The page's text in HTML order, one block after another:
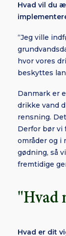
Hvad vil du
“Jeg ville
hvor vores
beskyttes
Danmark er
drikke vand
rensning.
Derfor bør vi
områder og
gødning, så
fremtidige
"Hvad
Hvad er dit